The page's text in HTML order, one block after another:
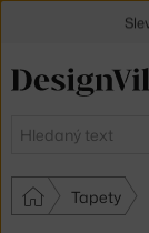
Hledat
Tapety